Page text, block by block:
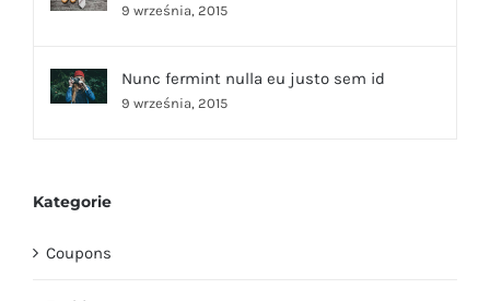
9 września, 2015
Nunc fermint nulla eu justo sem id
9 września, 2015
Kategorie
Coupons